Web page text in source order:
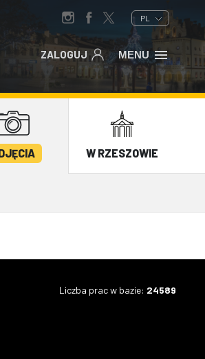
PL
ZALOGUJ MENU
W RZESZOWIE
Liczba prac w bazie: 24589